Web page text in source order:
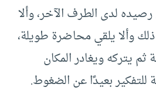
لدى الطرف الآخر، وألا
وألا يلقي محاضرة طويلة،
ثم يتركه ويغادر المكان
للتفكير بعيدًا عن الضغوط.